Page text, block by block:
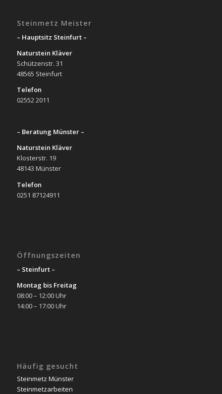
Steinmetz Meister
– Hauptsitz Steinfurt –
Naturstein Kläver
Schützenstr. 31
48565 Steinfurt
Telefon
02552 2011
– Beratung Münster –
Naturstein Kläver
Klosterstr. 19
48143 Münster
Telefon
0251 87124911
Öffnungszeiten
– Steinfurt –
Montag bis Freitag
08:00 – 12:00 Uhr
14:00 – 17:00 Uhr
Häufig gesucht
Steinmetz Münster
Steinmetzarbeiten